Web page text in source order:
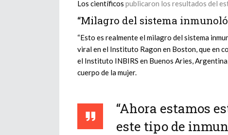
Los científicos publicaron los resultados del
“Milagro del sistema
“Esto es realmente el milagro del sistema
viral en el Instituto Ragon en Boston, que en
el Instituto INBIRS en Buenos Aries,
cuerpo de la mujer.
“Ahora estamos
este tipo de